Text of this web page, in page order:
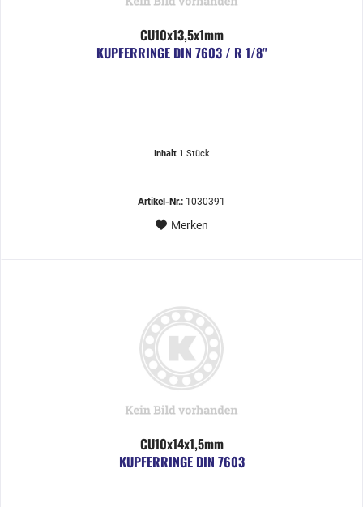
CU10x13,5x1mm
KUPFERRINGE DIN 7603 / R 1/8"
Inhalt 1 Stück
Artikel-Nr.: 1030391
Merken
CU10x14x1,5mm
KUPFERRINGE DIN 7603